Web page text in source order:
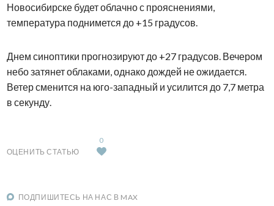
Новосибирске будет облачно с прояснениями,
температура поднимется до +15 градусов.
Днем синоптики прогнозируют до +27 градусов. Вечером
небо затянет облаками, однако дождей не ожидается.
Ветер сменится на юго-западный и усилится до 7,7 метра
в секунду.
ОЦЕНИТЬ СТАТЬЮ
0
ПОДПИШИТЕСЬ НА НАС В MAX